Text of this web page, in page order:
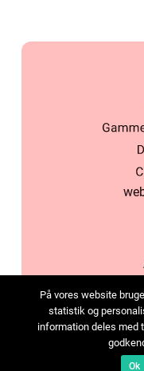
På vores website
statistik og
information deles med
Ok